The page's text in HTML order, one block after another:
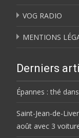
VOG RADIO
MENTIONS
Derniers
Épannes : thé
Saint-Jean-de-
août avec 3